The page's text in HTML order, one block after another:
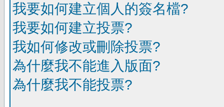
我要如何建立個人的簽名檔?
我要如何建立投票?
我如何修改或刪除投票?
為什麼我不能進入版面?
為什麼我不能投票?